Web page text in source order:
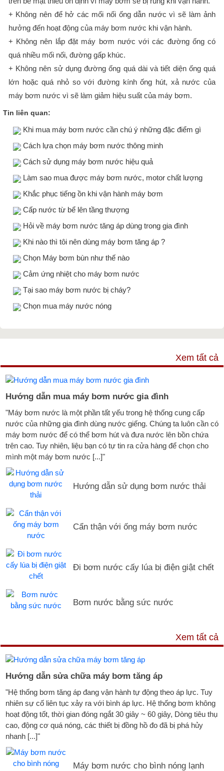
+ Không nên để hở các mối nối ống dẫn nước vì sẽ làm ảnh
hưởng đến hoạt động của máy bơm nước khi vận hành.
+ Không nên lắp đặt máy bơm nước với các đường ống có
quá nhiều mối nối, đường gấp khúc.
+ Không nên sử dụng đường ống quá dài và tiết diện ống quá
lớn hoặc quá nhỏ so với đường kính ống hút, xả nước của
máy bơm nước vì sẽ làm giảm hiệu suất của máy bơm.
Tin liên quan:
Khi mua máy bơm nước cần chú ý những đặc điểm gì
Cách lựa chọn máy bơm nước thông minh
Cách sử dụng máy bơm nước hiệu quả
Làm sao mua được máy bơm nước, motor chất lượng
Khắc phục tiếng ồn khi vận hành máy bơm
Cấp nước từ bể lên tầng thượng
Hỏi về máy bơm nước tăng áp dùng trong gia đình
Khi nào thì tôi nên dùng máy bơm tăng áp ?
Chọn Máy bơm bùn như thế nào
Cảm ứng nhiệt cho máy bơm nước
Tại sao máy bơm nước bị cháy?
Chọn mua máy nước nóng
Xem tất cả
Hướng dẫn mua máy bơm nước gia đình
"Máy bơm nước là một phần tất yếu trong hệ thống cung cấp
nước của những gia đình dùng nước giếng. Chúng ta luôn cần có
máy bơm nước để có thể bơm hút và đưa nước lên bồn chứa
trên cao. Tuy nhiên, liệu bạn có tự tin ra cửa hàng để chọn cho
mình một máy bơm nước [...]"
Hướng dẫn sử dụng bơm nước thải
Cẩn thận với ống máy bơm nước
Đi bơm nước cấy lúa bị điện giật chết
Bơm nước bằng sức nước
Xem tất cả
Hướng dẫn sửa chữa máy bơm tăng áp
"Hệ thống bơm tăng áp đang vận hành tự động theo áp lực. Tuy
nhiên sự cố liên tục xảy ra với bình áp lực. Hệ thống bơm không
hoạt động tốt, thời gian đóng ngắt 30 giây ~ 60 giây, Dòng tiêu thụ
cao, động cơ quá nóng, các thiết bị đồng hồ đo đã bị phá hủy
nhanh [...]"
Máy bơm nước cho bình nóng lạnh